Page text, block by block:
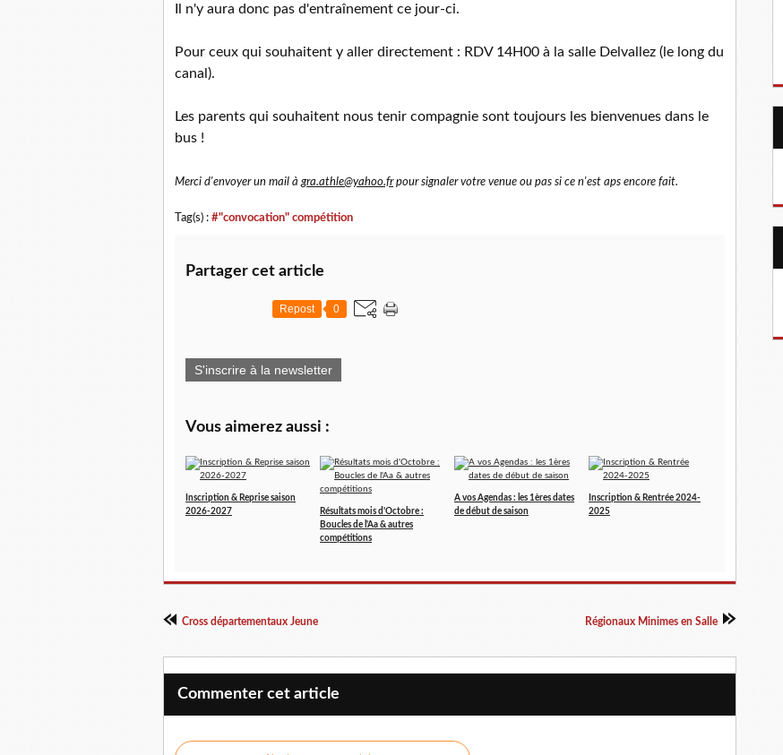
Il n'y aura donc pas d'entraînement ce jour-ci.
Pour ceux qui souhaitent y aller directement : RDV 14H00 à la salle Delvallez (le long du
canal).
Les parents qui souhaitent nous tenir compagnie sont toujours les bienvenues dans le
bus !
Merci d'envoyer un mail àgra.athle@yahoo.frpour signaler votre venue ou pas si ce n'est aps encore fait.
Tag(s) : #"convocation" compétition
Partager cet article
Repost 0
S'inscrire à la newsletter
Vous aimerez aussi :
Inscription & Reprise saison
2026-2027
Résultats mois d'Octobre :
Boucles de l'Aa & autres
compétitions
A vos Agendas : les 1ères dates
de début de saison
Inscription & Rentrée 2024-
2025
Cross départementaux Jeune Régionaux Minimes en Salle
Commenter cet article